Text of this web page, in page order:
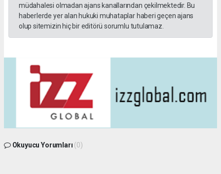
müdahalesi olmadan ajans kanallarından çekilmektedir. Bu
haberlerde yer alan hukuki muhataplar haberi geçen ajans
olup sitemizin hiç bir editörü sorumlu tutulamaz.
Okuyucu Yorumları (0)